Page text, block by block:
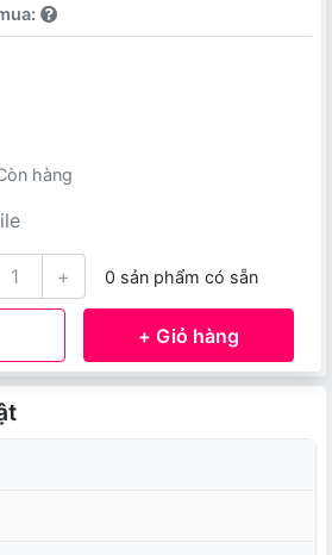
hàng
+ 0 sản phẩm có sẵn
+ Giỏ hàng